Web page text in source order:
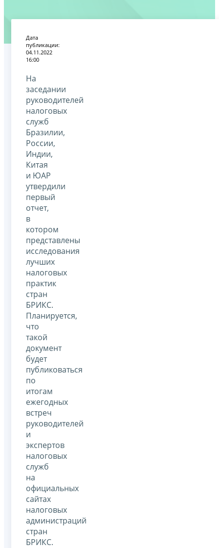
Дата
публикации:
04.11.2022
16:00
На
заседании
руководителей
налоговых
служб
Бразилии,
России,
Индии,
Китая
и ЮАР
утвердили
первый
отчет,
в
котором
представлены
исследования
лучших
налоговых
практик
стран
БРИКС.
Планируется,
что
такой
документ
будет
публиковаться
по
итогам
ежегодных
встреч
руководителей
и
экспертов
налоговых
служб
на
официальных
сайтах
налоговых
администраций
стран
БРИКС.